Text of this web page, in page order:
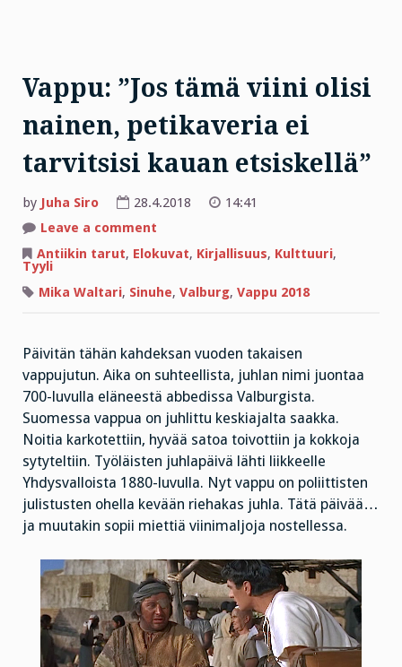
Vappu: ”Jos tämä viini olisi
nainen, petikaveria ei
tarvitsisi kauan etsiskellä”
by Juha Siro 28.4.2018
14:41
Leave a comment
”Jos
tämä
olisi
nainen,
kauan
Antiikin tarut, Elokuvat, Kirjallisuus, Kulttuuri,
Tyyli
Mika Waltari, Sinuhe, Valburg, Vappu 2018
Päivitän tähän kahdeksan vuoden takaisen
vappujutun. Aika on suhteellista, juhlan nimi juontaa
700-luvulla eläneestä abbedissa Valburgista.
Suomessa vappua on juhlittu keskiajalta saakka.
Noitia karkotettiin, hyvää satoa toivottiin ja kokkoja
sytyteltiin. Työläisten juhlapäivä lähti liikkeelle
Yhdysvalloista 1880-luvulla. Nyt vappu on poliittisten
julistusten ohella kevään riehakas juhla. Tätä päivää…
ja muutakin sopii miettiä viinimaljoja nostellessa.